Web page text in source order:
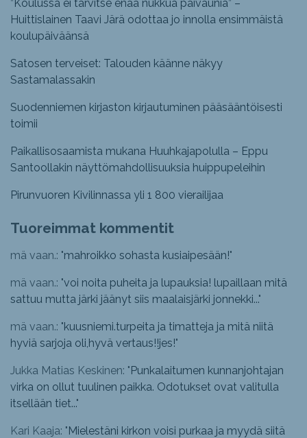
”Koulussa ei tarvitse enää nukkua päiväunia” –
Huittislainen Taavi Järä odottaa jo innolla ensimmäistä
koulupäiväänsä
Satosen terveiset: Talouden käänne näkyy
Sastamalassakin
Suodenniemen kirjaston kirjautuminen pääsääntöisesti
toimii
Paikallisosaamista mukana Huuhkajapolulla – Eppu
Santoollakin näyttömahdollisuuksia huippupeleihin
Pirunvuoren Kivilinnassa yli 1 800 vierailijaa
Tuoreimmat kommentit
mä vaan.: "mahroikko sohasta kusiaipesään!"
mä vaan.: "voi noita puheita ja lupauksia! lupaillaan mitä
sattuu mutta järki jäänyt siis maalaisjärki jonnekki..."
mä vaan.: "kuusniemi.turpeita ja timatteja ja mitä niitä
hyviä sarjoja oli,hyvä vertaus!!jes!"
Jukka Matias Keskinen: "Punkalaitumen kunnanjohtajan
virka on ollut tuulinen paikka. Odotukset ovat valitulla
itsellään tiet..."
Kari Kaaja: "Mielestäni kirkon voisi purkaa ja myydä siitä